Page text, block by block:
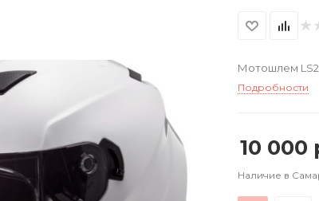
Мотошлем LS2
Подробности
10 000
Наличие в